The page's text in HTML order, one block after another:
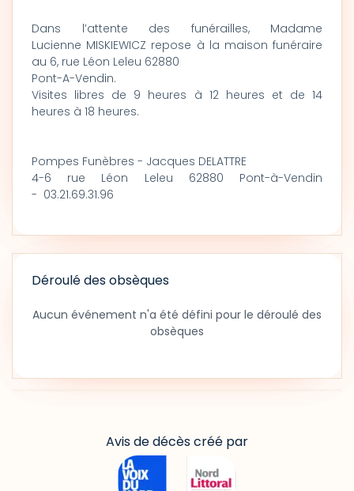
Dans l’attente des funérailles, Madame
Lucienne MISKIEWICZ repose à la maison funéraire
au 6, rue Léon Leleu 62880
Pont-A-Vendin.
Visites libres de 9 heures à 12 heures et de 14
heures à 18 heures.
Pompes Funèbres - Jacques DELATTRE
4-6 rue Léon Leleu 62880 Pont-à-Vendin
- 03.21.69.31.96
Déroulé des obsèques
Aucun événement n'a été défini pour le déroulé des
obsèques
Avis de décès créé par